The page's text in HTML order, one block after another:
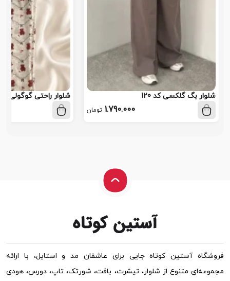
شلوار بگ گلکسی کد 120
1.790.000 تومان
شلوار راحتی گوگولی کد
فروشگاه آستین کوتاه جایی برای عاشقان مد و استایل، با ارائه
مجموعه‌ای متنوع از شلوار، تیشرت، بافت، شورتک، تاپ، دورس، هودی